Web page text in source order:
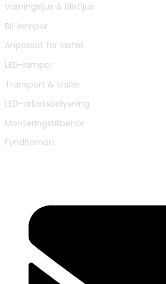
Varningsljus & Blixtljus
Bil-lampor
Anpassat för lastbil
LED-lampor
Transport & trailer
LED-arbetsbelysning
Monteringstillbehör
Fyndhörnan